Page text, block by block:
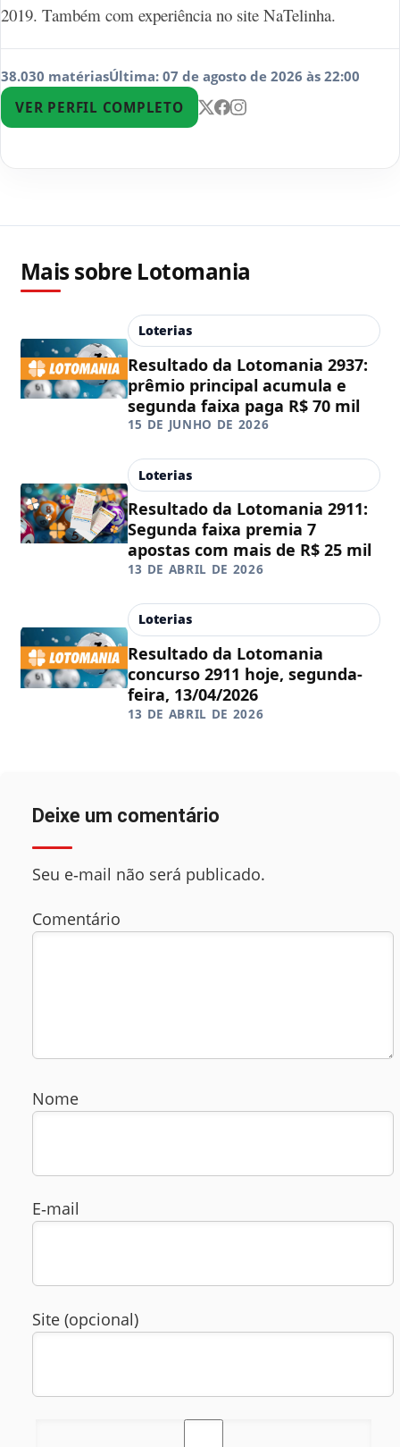
2019. Também com experiência no site NaTelinha.
38.030 matériasÚltima: 07 de agosto de 2026 às 22:00
VER PERFIL COMPLETO
Mais sobre Lotomania
Loterias
Resultado da Lotomania 2937:
prêmio principal acumula e
segunda faixa paga R$ 70 mil
15 DE JUNHO DE 2026
Loterias
Resultado da Lotomania 2911:
Segunda faixa premia 7
apostas com mais de R$ 25 mil
13 DE ABRIL DE 2026
Loterias
Resultado da Lotomania
concurso 2911 hoje, segunda-
feira, 13/04/2026
13 DE ABRIL DE 2026
Deixe um comentário
Seu e‑mail não será publicado.
Comentário
Nome
E‑mail
Site (opcional)